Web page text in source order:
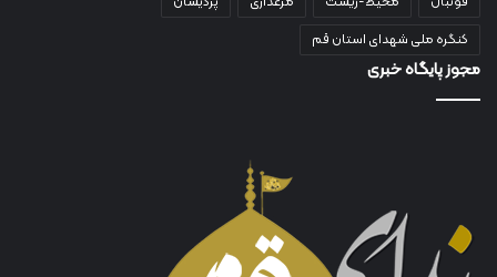
کنگره ملی شهدای استان قم
مجوز پایگاه خبری